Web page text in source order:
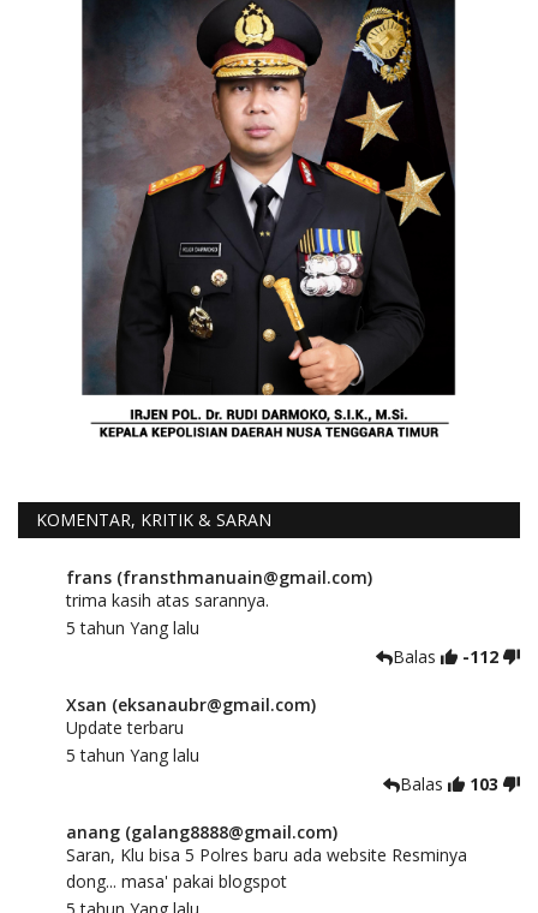
KOMENTAR, KRITIK & SARAN
frans (fransthmanuain@gmail.com)
trima kasih atas sarannya.
5 tahun Yang lalu
Balas
-112
Xsan (eksanaubr@gmail.com)
Update terbaru
5 tahun Yang lalu
Balas
103
anang (galang8888@gmail.com)
Saran, Klu bisa 5 Polres baru ada website Resminya
dong... masa' pakai blogspot